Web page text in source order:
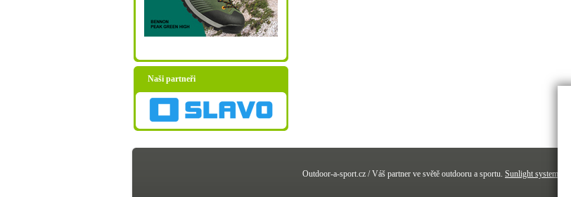
Naši partneři
Outdoor-a-sport.cz / Váš partner ve světě outdooru a sportu. Sunlight systems